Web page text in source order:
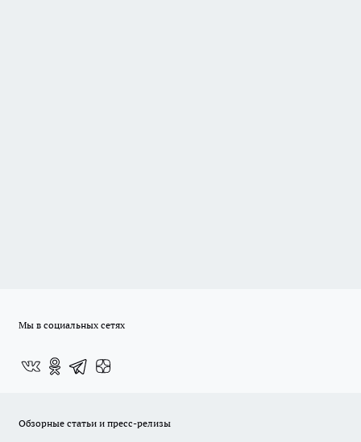
Мы в социальных сетях
Обзорные статьи и пресс-релизы